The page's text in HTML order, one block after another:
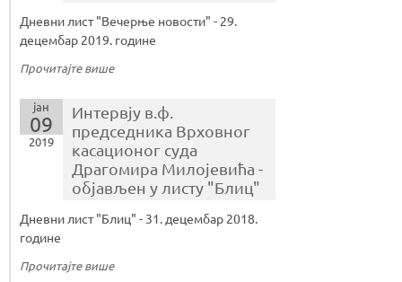
Дневни лист "Вечерње новости" - 29.
децембар 2019. године
Прочитајте више
јан
09
2019
Интервју в.ф.
председника Врховног
касационог суда
Драгомира Милојевића -
објављен у листу "Блиц"
Дневни лист "Блиц" - 31. децембар 2018.
године
Прочитајте више